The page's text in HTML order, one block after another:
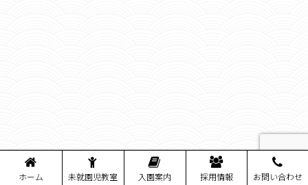
ホーム 未就園児教室 入園案内 採用情報 お問い合わせ